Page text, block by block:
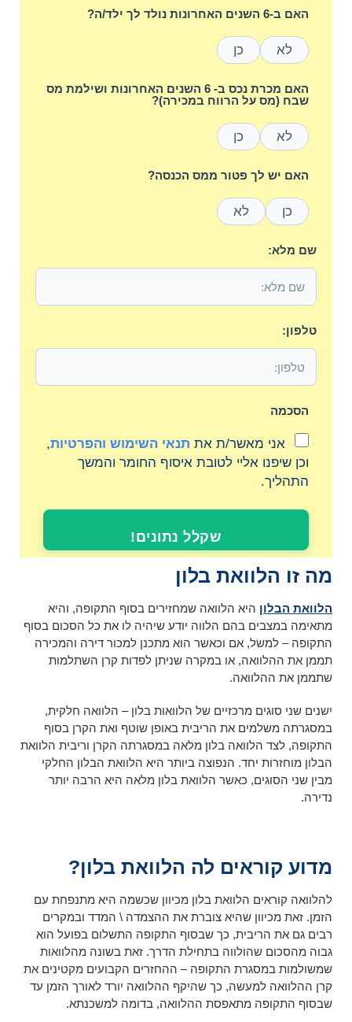
האם ב-6 השנים האחרונות נולד לך ילד/ה?
לא כן
האם מכרת נכס ב- 6 השנים האחרונות ושילמת מס
שבח (מס על הרווח במכירה)?
לא כן
האם יש לך פטור ממס הכנסה?
כן לא
שם מלא:
טלפון:
הסכמה
אני מאשר/ת את תנאי השימוש והפרטיות,
וכן שיפנו אליי לטובת איסוף החומר והמשך
התהליך.
שקלל נתונים!
מה זו הלוואת בלון
הלוואת הבלון היא הלוואה שמחזירים בסוף התקופה, והיא
מתאימה במצבים בהם הלווה יודע שיהיה לו את כל הסכום בסוף
התקופה – למשל, אם וכאשר הוא מתכנן למכור דירה והמכירה
תממן את ההלוואה, או במקרה שניתן לפדות קרן השתלמות
שתממן את ההלוואה.
ישנים שני סוגים מרכזיים של הלוואות בלון – הלוואה חלקית,
במסגרתה משלמים את הריבית באופן שוטף ואת הקרן בסוף
התקופה, לצד הלוואה בלון מלאה במסגרתה הקרן וריבית הלוואת
הבלון מוחזרות יחד. הנפוצה ביותר היא הלוואת הבלון החלקי
מבין שני הסוגים, כאשר הלוואת בלון מלאה היא הרבה יותר
נדירה.
מדוע קוראים לה הלוואת בלון?
להלוואה קוראים הלוואת בלון מכיוון שכשמה היא מתנפחת עם
הזמן. זאת מכיוון שהיא צוברת את ההצמדה \ המדד ובמקרים
רבים גם את הריבית, כך שבסוף התקופה התשלום בפועל הוא
גבוה מהסכום שהולווה בתחילת הדרך. זאת בשונה מהלוואות
שמשולמות במסגרת התקופה – ההחזרים הקבועים מקטינים את
קרן ההלוואה למעשה, כך שהיקף ההלוואה יורד לאורך הזמן עד
שבסוף התקופה מתאפסת ההלוואה, בדומה למשכנתא.